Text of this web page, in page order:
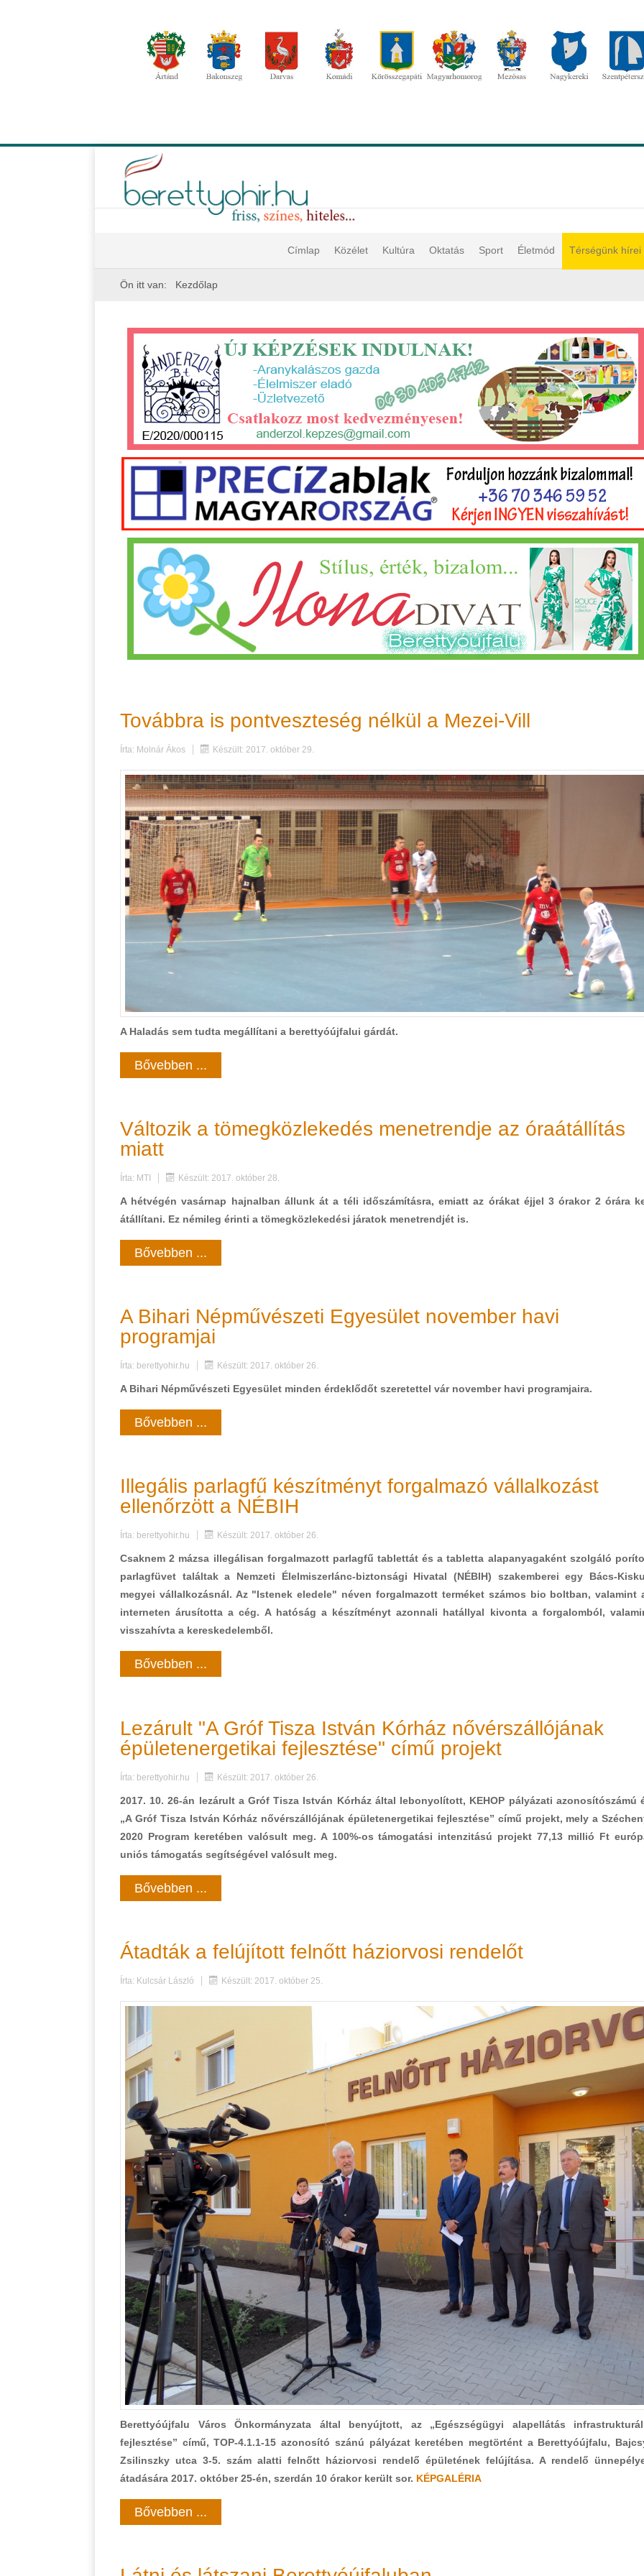
Címlap Közélet Kultúra Oktatás Sport Életmód Térségünk hírei
Ön itt van: Kezdőlap
Továbbra is pontveszteség nélkül a Mezei-Vill
Írta: Molnár Ákos Készült: 2017. október 29.
A Haladás sem tudta megállítani a berettyóújfalui gárdát.
Bővebben ...
Változik a tömegközlekedés menetrendje az óraátállítás
miatt
Írta: MTI Készült: 2017. október 28.
A hétvégén vasárnap hajnalban állunk át a téli időszámításra, emiatt az órákat éjjel 3 órakor 2 órára
átállítani. Ez némileg érinti a tömegközlekedési járatok menetrendjét is.
Bővebben ...
A Bihari Népművészeti Egyesület november havi
programjai
Írta: berettyohir.hu Készült: 2017. október 26.
A Bihari Népművészeti Egyesület minden érdeklődőt szeretettel vár november havi programjaira.
Bővebben ...
Illegális parlagfű készítményt forgalmazó vállalkozást
ellenőrzött a NÉBIH
Írta: berettyohir.hu Készült: 2017. október 26.
Csaknem 2 mázsa illegálisan forgalmazott parlagfű tablettát és a tabletta alapanyagaként szolgáló
parlagfüvet találtak a Nemzeti Élelmiszerlánc-biztonsági Hivatal (NÉBIH) szakemberei egy Bács-
megyei vállalkozásnál. Az "Istenek eledele" néven forgalmazott terméket számos bio boltban, valamint
interneten árusította a cég. A hatóság a készítményt azonnali hatállyal kivonta a forgalomból,
visszahívta a kereskedelemből.
Bővebben ...
Lezárult "A Gróf Tisza István Kórház nővérszállójának
épületenergetikai fejlesztése" című projekt
Írta: berettyohir.hu Készült: 2017. október 26.
2017. 10. 26-án lezárult a Gróf Tisza István Kórház által lebonyolított, KEHOP pályázati azonosítószámú
„A Gróf Tisza István Kórház nővérszállójának épületenergetikai fejlesztése” című projekt, mely a
2020 Program keretében valósult meg. A 100%-os támogatási intenzitású projekt 77,13 millió Ft
uniós támogatás segítségével valósult meg.
Bővebben ...
Átadták a felújított felnőtt háziorvosi rendelőt
Írta: Kulcsár László Készült: 2017. október 25.
Berettyóújfalu Város Önkormányzata által benyújtott, az „Egészségügyi alapellátás
fejlesztése” című, TOP-4.1.1-15 azonosító szánú pályázat keretében megtörtént a Berettyóújfalu,
Zsilinszky utca 3-5. szám alatti felnőtt háziorvosi rendelő épületének felújítása. A rendelő
átadására 2017. október 25-én, szerdán 10 órakor került sor. KÉPGALÉRIA
Bővebben ...